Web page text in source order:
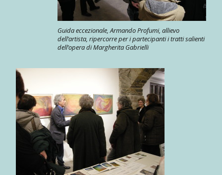
Guida eccezionale, Armando Profumi, allievo
dell’artista, ripercorre per i partecipanti i tratti salienti
dell’opera di Margherita Gabrielli